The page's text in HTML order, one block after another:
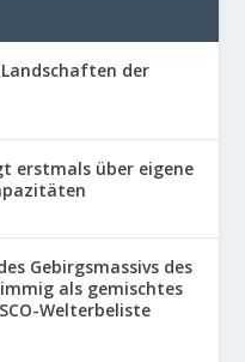
Landschaften der
erstmals über eigene
Gebirgsmassivs des
als gemischtes
Welterbeliste